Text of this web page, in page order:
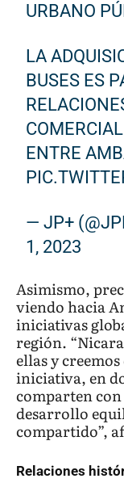
URBANO
LA
BUSES ES
ENTRE
— JP+
1, 2023
Asimismo,
viendo hacia
iniciativas
región.
ellas y
iniciativa, en
comparten con
desarrollo
compartido”,
Relaciones